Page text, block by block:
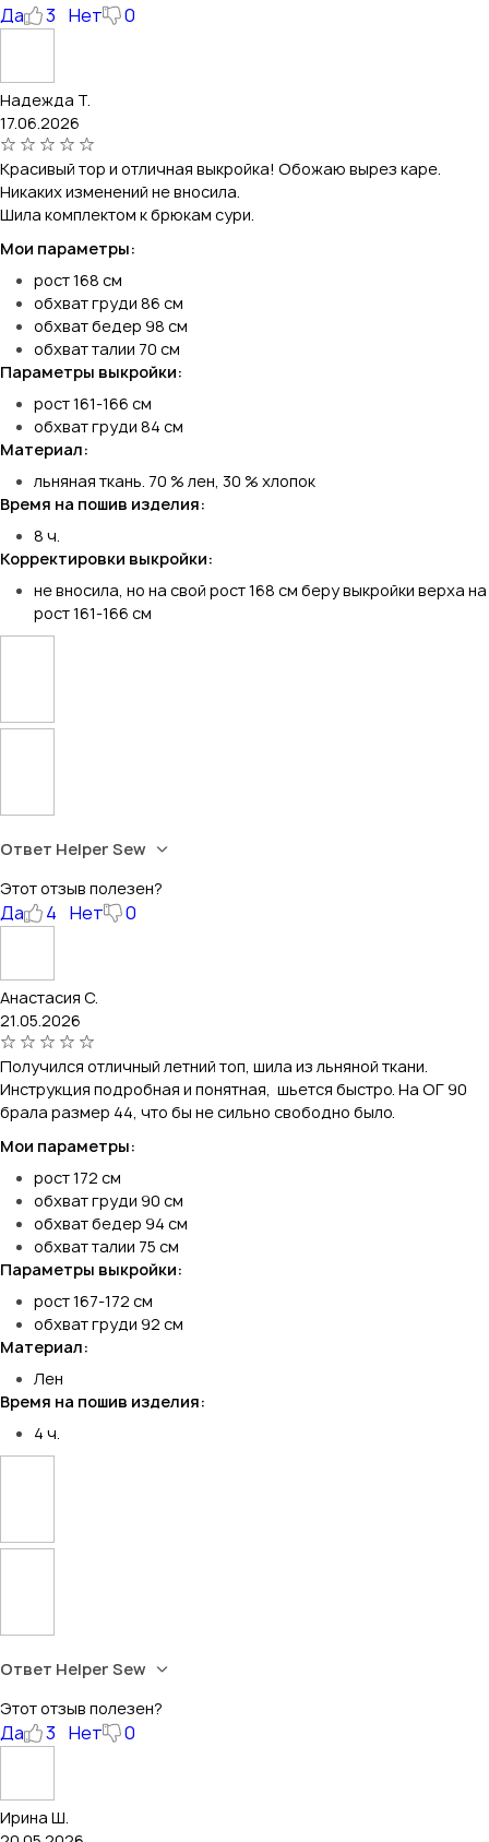
Да 3 Нет 0
Надежда Т.
17.06.2026
Красивый тор и отличная выкройка! Обожаю вырез каре.
Никаких изменений не вносила.
Шила комплектом к брюкам сури.
Мои параметры:
рост 168 см
обхват груди 86 см
обхват бедер 98 см
обхват талии 70 см
Параметры выкройки:
рост 161-166 см
обхват груди 84 см
Материал:
льняная ткань. 70 % лен, 30 % хлопок
Время на пошив изделия:
8 ч.
Корректировки выкройки:
не вносила, но на свой рост 168 см беру выкройки верха на
рост 161-166 см
Ответ Helper Sew
Этот отзыв полезен?
Да 4 Нет 0
Анастасия С.
21.05.2026
Получился отличный летний топ, шила из льняной ткани.
Инструкция подробная и понятная, шьется быстро. На ОГ 90
брала размер 44, что бы не сильно свободно было.
Мои параметры:
рост 172 см
обхват груди 90 см
обхват бедер 94 см
обхват талии 75 см
Параметры выкройки:
рост 167-172 см
обхват груди 92 см
Материал:
Лен
Время на пошив изделия:
4 ч.
Ответ Helper Sew
Этот отзыв полезен?
Да 3 Нет 0
Ирина Ш.